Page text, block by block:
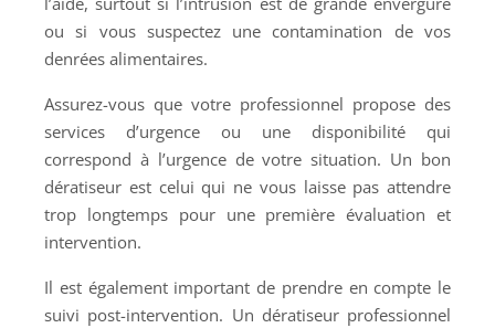
ou si vous suspectez une contamination de vos
denrées alimentaires.
Assurez-vous que votre professionnel propose des
services d’urgence ou une disponibilité qui
correspond à l’urgence de votre situation. Un bon
dératiseur est celui qui ne vous laisse pas attendre
trop longtemps pour une première évaluation et
intervention.
Il est également important de prendre en compte le
suivi post-intervention. Un dératiseur professionnel